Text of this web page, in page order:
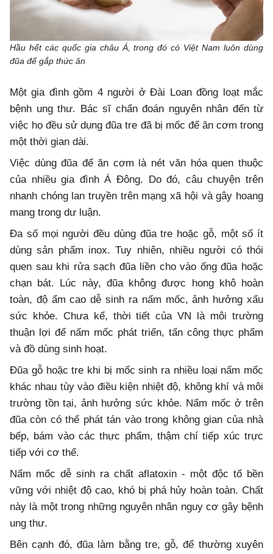
Hầu hết các quốc gia châu Á, trong đó có Việt Nam luôn dùng
đũa để gắp thức ăn
Một gia đình gồm 4 người ở Đài Loan đồng loạt mắc
bệnh ung thư. Bác sĩ chẩn đoán nguyên nhân đến từ
việc họ đều sử dụng đũa tre đã bị mốc để ăn cơm trong
một thời gian dài.
Việc dùng đũa để ăn cơm là nét văn hóa quen thuộc
của nhiều gia đình Á Đông. Do đó, câu chuyện trên
nhanh chóng lan truyền trên mạng xã hội và gây hoang
mang trong dư luận.
Đa số mọi người đều dùng đũa tre hoặc gỗ, một số ít
dùng sản phẩm inox. Tuy nhiên, nhiều người có thói
quen sau khi rửa sạch đũa liền cho vào ống đũa hoặc
chạn bát. Lúc này, đũa không được hong khô hoàn
toàn, độ ẩm cao dễ sinh ra nấm mốc, ảnh hưởng xấu
sức khỏe. Chưa kể, thời tiết của VN là môi trường
thuận lợi để nấm mốc phát triển, tấn công thực phẩm
và đồ dùng sinh hoạt.
Đũa gỗ hoặc tre khi bị mốc sinh ra nhiều loại nấm mốc
khác nhau tùy vào điều kiện nhiệt độ, không khí và môi
trường tồn tại, ảnh hưởng sức khỏe. Nấm mốc ở trên
đũa còn có thể phát tán vào trong không gian của nhà
bếp, bám vào các thực phẩm, thậm chí tiếp xúc trực
tiếp với cơ thể.
Nấm mốc dễ sinh ra chất aflatoxin - một độc tố bền
vững với nhiệt độ cao, khó bị phá hủy hoàn toàn. Chất
này là một trong những nguyên nhân nguy cơ gây bệnh
ung thư.
Bên cạnh đó, đũa làm bằng tre, gỗ, để thường xuyên